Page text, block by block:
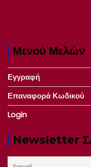
Μενού Μελών
Εγγραφή
Επαναφορά Κωδικού
Login
Newsletter